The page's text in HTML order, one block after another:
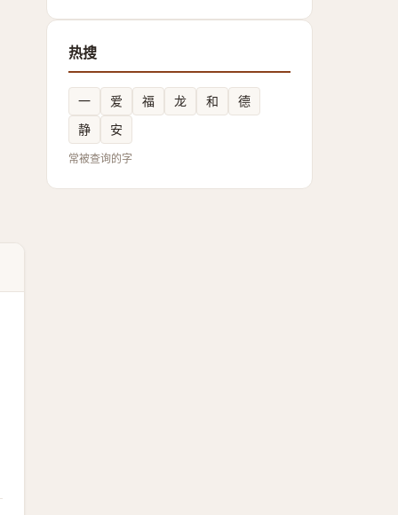
热搜
一 爱 福 龙 和
德
静
安
常被查询的字